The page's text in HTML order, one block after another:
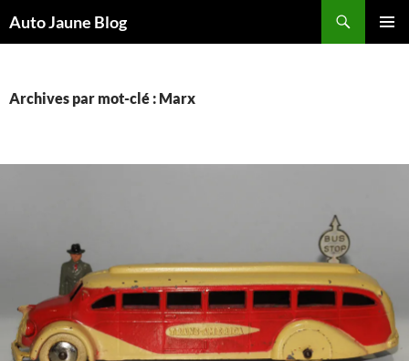
Auto Jaune Blog
Archives par mot-clé : Marx